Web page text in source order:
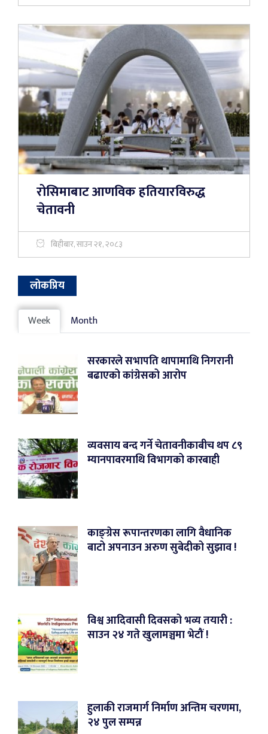
रोसिमाबाट आणविक हतियारविरुद्ध
चेतावनी
बिहीबार, साउन २१, २०८३
लोकप्रिय
Week Month
सरकारले सभापति थापामाथि निगरानी
बढाएको कांग्रेसको आरोप
व्यवसाय बन्द गर्ने चेतावनीकाबीच थप ८९
म्यानपावरमाथि विभागको कारबाही
काङ्ग्रेस रूपान्तरणका लागि वैधानिक
बाटो अपनाउन अरुण सुबेदीको सुझाव !
विश्व आदिवासी दिवसको भव्य तयारी :
साउन २४ गते खुलामञ्चमा भेटौं !
हुलाकी राजमार्ग निर्माण अन्तिम चरणमा,
२४ पुल सम्पन्न